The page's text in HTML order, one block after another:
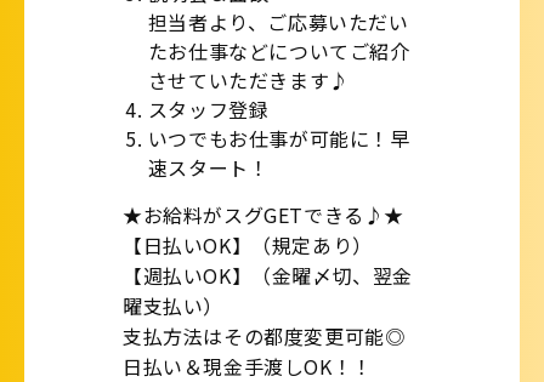
担当者より、ご応募いただい
たお仕事などについてご紹介
させていただきます♪
スタッフ登録
いつでもお仕事が可能に！早
速スタート！
★お給料がスグGETできる♪★
【日払いOK】（規定あり）
【週払いOK】（金曜〆切、翌金
曜支払い）
支払方法はその都度変更可能◎
日払い＆現金手渡しOK！！